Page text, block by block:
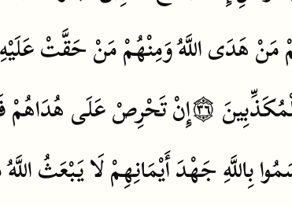
مَنْهَدَىاللَّهُوَمِنْهُمْمَنْحَقَّتْعَلَيْهِ
۝٣٦إِنْتَحْرِصْعَلَىهُدَاهُمْ
بِاللَّهِجَهْدَأَيْمَانِهِمْلَايَبْعَثُاللَّهُ